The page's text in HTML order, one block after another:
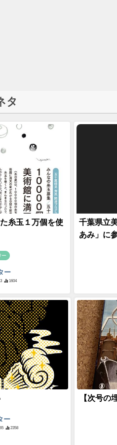
タ
糸玉１万個を使
ー
ー
1604
千葉県立
あみ」に
ー
2358
【次号の